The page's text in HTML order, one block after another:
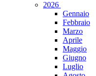
2026
Gennaio
Febbraio
Marzo
Aprile
Maggio
Giugno
Luglio